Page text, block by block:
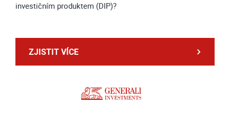
investičním produktem (DIP)?
ZJISTIT VÍCE